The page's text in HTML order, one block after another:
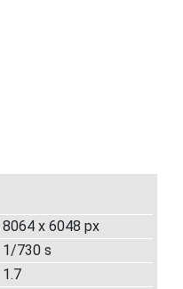
8064 x 6048 px
1/730 s
1.7